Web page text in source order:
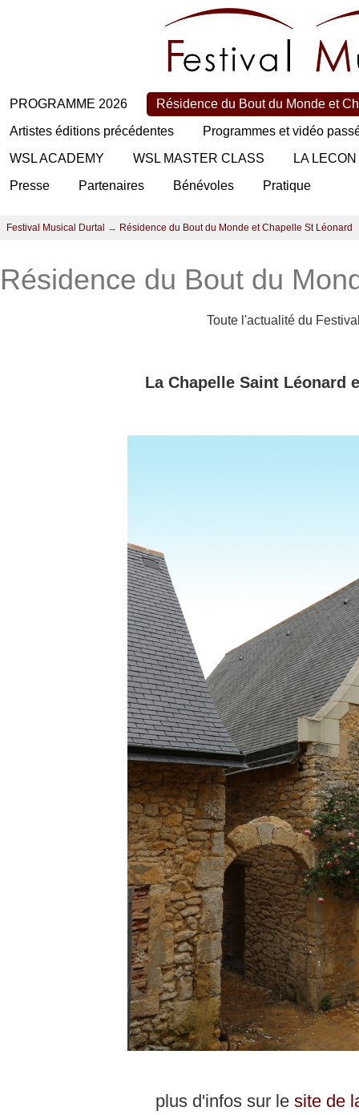
PROGRAMME 2026
Résidence du Bout du Monde et
Artistes éditions précédentes
Programmes et vidéo
WSL ACADEMY
WSL MASTER CLASS
LA
Presse
Partenaires Bénévoles Pratique
Festival Musical Durtal → Résidence du Bout du Monde et Chapelle St Léonard
Résidence du Bout du
Toute l'actualité du
La Chapelle Saint Léonard
plus d'infos sur le site de